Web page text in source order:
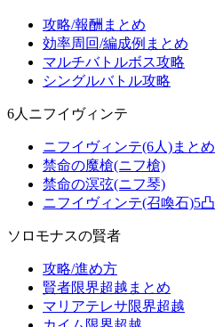
攻略/報酬まとめ
効率周回/編成例まとめ
マルチバトルボス攻略
シングルバトル攻略
6人ニフイヴィンテ
ニフイヴィンテ(6人)まとめ
禁命の魔槍(ニフ槍)
禁命の溟弦(ニフ琴)
ニフイヴィンテ(召喚石)5凸
ソロモナスの賢者
攻略/進め方
賢者限界超越まとめ
マリアテレサ限界超越